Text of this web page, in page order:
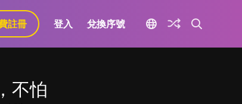
註冊 登入 兌換序號
不怕